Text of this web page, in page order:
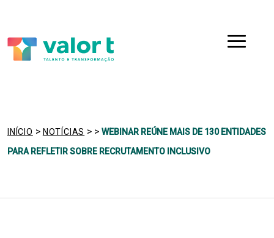
conteúdo
Menu
INÍCIO > NOTÍCIAS > >WEBINAR REÚNE MAIS DE 130 ENTIDADES
PARA REFLETIR SOBRE RECRUTAMENTO INCLUSIVO